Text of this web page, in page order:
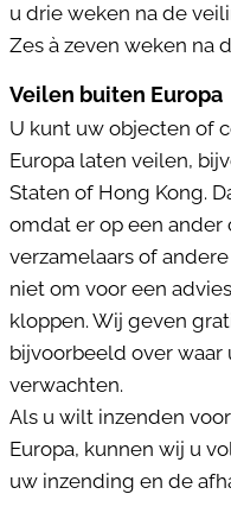
u drie weken na de
Zes à zeven weken na
Veilen buiten Europa
U kunt uw objecten of
Europa laten veilen,
Staten of Hong Kong.
omdat er op een ander
verzamelaars of
niet om voor een
kloppen. Wij geven
bijvoorbeeld over
verwachten.
Als u wilt inzenden
Europa, kunnen wij u
uw inzending en de